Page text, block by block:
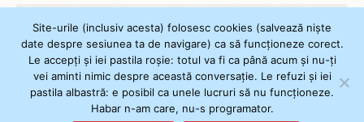
după:
Powered byWordPress
ThemeXSimply by Il Jester
Site-urile (inclusiv acesta) folosesc cookies (salvează niște
date despre sesiunea ta de navigare) ca să funcționeze corect.
Le accepți și iei pastila roșie: totul va fi ca până acum și nu-ți
vei aminti nimic despre această conversație. Le refuzi și iei
pastila albastră: e posibil ca unele lucruri să nu funcționeze.
Habar n-am care, nu-s programator.